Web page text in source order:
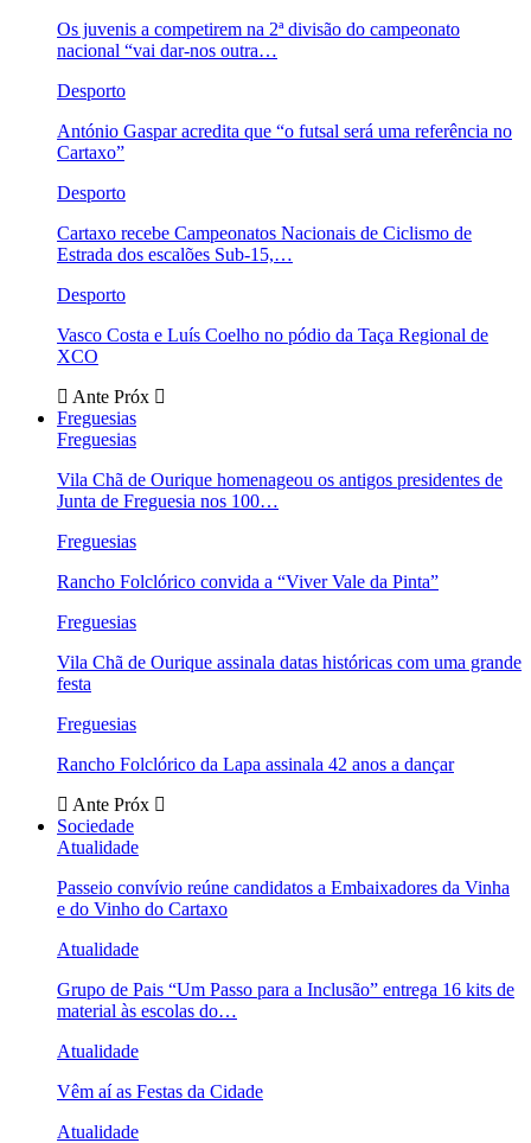
Os juvenis a competirem na 2ª divisão do campeonato
nacional “vai dar-nos outra…
Desporto
António Gaspar acredita que “o futsal será uma referência no
Cartaxo”
Desporto
Cartaxo recebe Campeonatos Nacionais de Ciclismo de
Estrada dos escalões Sub-15,…
Desporto
Vasco Costa e Luís Coelho no pódio da Taça Regional de
XCO
Ante Próx
Freguesias
Freguesias
Vila Chã de Ourique homenageou os antigos presidentes de
Junta de Freguesia nos 100…
Freguesias
Rancho Folclórico convida a “Viver Vale da Pinta”
Freguesias
Vila Chã de Ourique assinala datas históricas com uma grande
festa
Freguesias
Rancho Folclórico da Lapa assinala 42 anos a dançar
Ante Próx
Sociedade
Atualidade
Passeio convívio reúne candidatos a Embaixadores da Vinha
e do Vinho do Cartaxo
Atualidade
Grupo de Pais “Um Passo para a Inclusão” entrega 16 kits de
material às escolas do…
Atualidade
Vêm aí as Festas da Cidade
Atualidade